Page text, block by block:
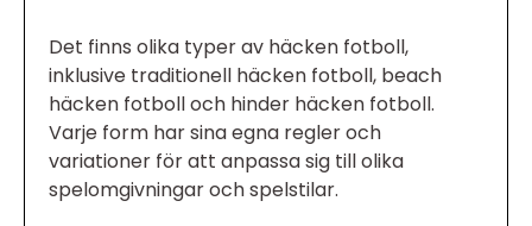
Det finns olika typer av häcken fotboll,
inklusive traditionell häcken fotboll, beach
häcken fotboll och hinder häcken fotboll.
Varje form har sina egna regler och
variationer för att anpassa sig till olika
spelomgivningar och spelstilar.